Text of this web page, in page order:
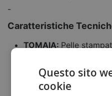
-
Caratteristiche
TOMAIA: Pelle
a
microcellule
PUNTALE: Acciaio
Questo sito
cookie